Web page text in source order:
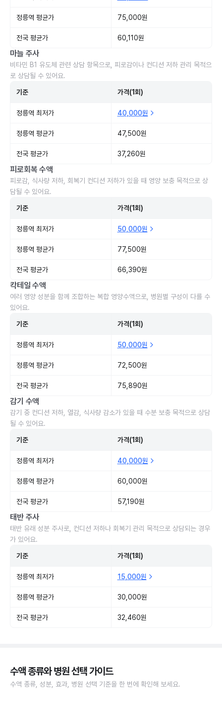
정릉역 평균가 75,000원
전국 평균가 60,110원
마늘 주사
비타민 B1 유도체 관련 상담 항목으로, 피로감이나 컨디션 저하 관리 목적으
로 상담될 수 있어요.
기준 가격(1회)
정릉역 최저가 40,000원
정릉역 평균가 47,500원
전국 평균가 37,260원
피로회복 수액
피로감, 식사량 저하, 회복기 컨디션 저하가 있을 때 영양 보충 목적으로 상
담될 수 있어요.
기준 가격(1회)
정릉역 최저가 50,000원
정릉역 평균가 77,500원
전국 평균가 66,390원
칵테일 수액
여러 영양 성분을 함께 조합하는 복합 영양수액으로, 병원별 구성이 다를 수
있어요.
기준 가격(1회)
정릉역 최저가 50,000원
정릉역 평균가 72,500원
전국 평균가 75,890원
감기 수액
감기 중 컨디션 저하, 열감, 식사량 감소가 있을 때 수분 보충 목적으로 상담
될 수 있어요.
기준 가격(1회)
정릉역 최저가 40,000원
정릉역 평균가 60,000원
전국 평균가 57,190원
태반 주사
태반 유래 성분 주사로, 컨디션 저하나 회복기 관리 목적으로 상담되는 경우
가 있어요.
기준 가격(1회)
정릉역 최저가 15,000원
정릉역 평균가 30,000원
전국 평균가 32,460원
수액 종류와 병원 선택 가이드
수액 종류, 성분, 효과, 병원 선택 기준을 한 번에 확인해 보세요.